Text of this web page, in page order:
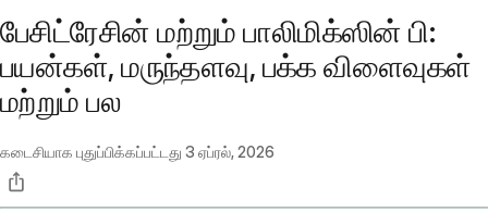
பேசிட்ரேசின் மற்றும் பாலிமிக்ஸின் பி:
பயன்கள், மருந்தளவு, பக்க விளைவுகள்
மற்றும் பல
கடைசியாக புதுப்பிக்கப்பட்டது 3 ஏப்ரல், 2026